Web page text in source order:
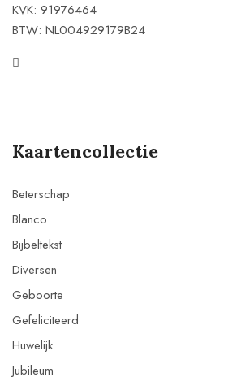
KVK: 91976464
BTW: NL004929179B24
Kaartencollectie
Beterschap
Blanco
Bijbeltekst
Diversen
Geboorte
Gefeliciteerd
Huwelijk
Jubileum